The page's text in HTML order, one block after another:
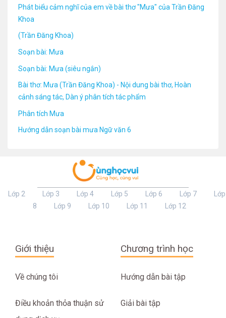
Phát biểu cảm nghĩ của em về bài thơ "Mưa" của Trần Đăng
Khoa
(Trần Đăng Khoa)
Soạn bài: Mưa
Soạn bài: Mưa (siêu ngắn)
Bài thơ: Mưa (Trần Đăng Khoa) - Nội dung bài thơ, Hoàn
cảnh sáng tác, Dàn ý phân tích tác phẩm
Phân tích Mưa
Hướng dẫn soạn bài mưa Ngữ văn 6
Lớp 2 Lớp 3 Lớp 4 Lớp 5 Lớp 6 Lớp 7
Lớp
8
Lớp 9 Lớp 10 Lớp 11 Lớp 12
Giới thiệu
Về chúng tôi
Điều khoản thỏa thuận sử
Chương trình học
Hướng dẫn bài tập
Giải bài tập